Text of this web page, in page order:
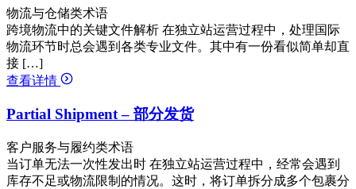
物流与仓储类术语
跨境物流中的关键文件解析 在独立站运营过程中，处理国际
物流环节时总会遇到各类专业文件。其中有一份看似简单却直
接 […]
查看详情
Partial Shipment – 部分发货
客户服务与履约类术语
当订单无法一次性发出时 在独立站运营过程中，经常会遇到
库存不足或物流限制的情况。这时，将订单拆分成多个包裹分